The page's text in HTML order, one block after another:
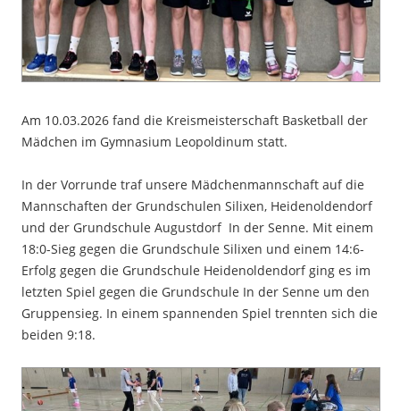
Am 10.03.2026 fand die Kreismeisterschaft Basketball der
Mädchen im Gymnasium Leopoldinum statt.
In der Vorrunde traf unsere Mädchenmannschaft auf die
Mannschaften der Grundschulen Silixen, Heidenoldendorf
und der Grundschule Augustdorf In der Senne. Mit einem
18:0-Sieg gegen die Grundschule Silixen und einem 14:6-
Erfolg gegen die Grundschule Heidenoldendorf ging es im
letzten Spiel gegen die Grundschule In der Senne um den
Gruppensieg. In einem spannenden Spiel trennten sich die
beiden 9:18.